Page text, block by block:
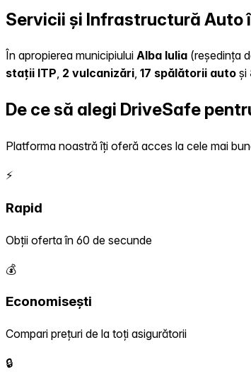
Servicii și Infrastructură Auto
În apropierea municipiului Alba Iulia (reședința
stații ITP, 2 vulcanizări, 17 spălătorii auto și
De ce să alegi DriveSafe
Platforma noastră îți oferă acces la cele mai
⚡
Rapid
Obții oferta în 60 de secunde
💰
Economisești
Compari prețuri de la toți asigurătorii
🔒